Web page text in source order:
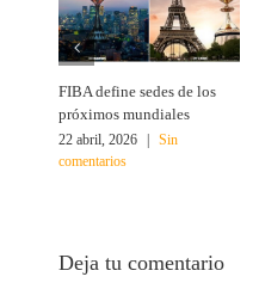
FIBA define sedes de los
próximos mundiales
22 abril, 2026 |
Sin
comentarios
Deja tu comentario